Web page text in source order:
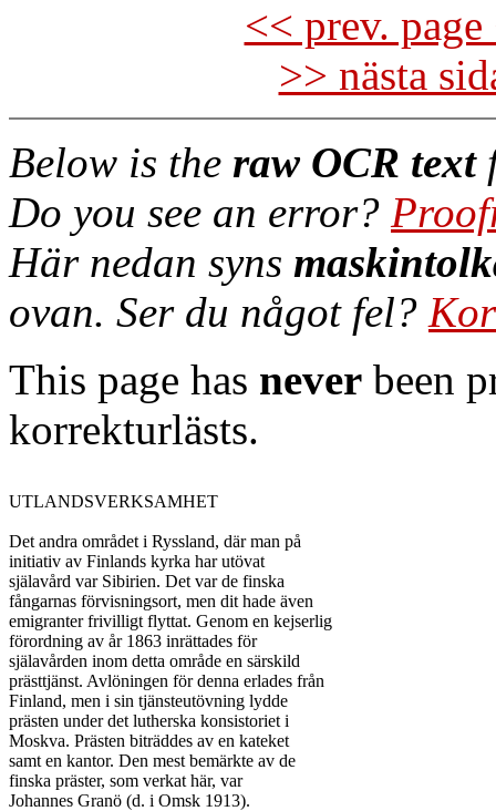
<< prev.
>> nästa
Below is the raw OCR text
Do you see an error?
Här nedan syns
ovan. Ser du något fel?
This page has never been
korrekturlästs.
UTLANDSVERKSAMHET
Det andra området i Ryssland, där man på
initiativ av Finlands kyrka har utövat
själavård var Sibirien. Det var de finska
fångarnas förvisningsort, men dit hade även
emigranter frivilligt flyttat. Genom en kejserlig
förordning av år 1863 inrättades för
själavården inom detta område en särskild
prästtjänst. Avlöningen för denna erlades från
Finland, men i sin tjänsteutövning lydde
prästen under det lutherska konsistoriet i
Moskva. Prästen biträddes av en kateket
samt en kantor. Den mest bemärkte av de
finska präster, som verkat här, var
Johannes Granö (d. i Omsk 1913).